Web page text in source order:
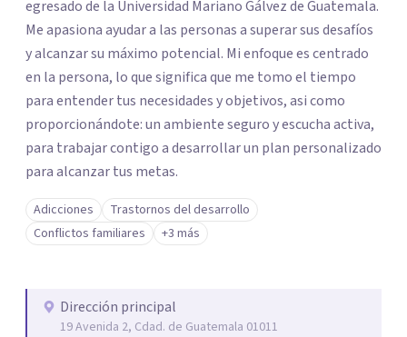
egresado de la Universidad Mariano Gálvez de Guatemala.
Me apasiona ayudar a las personas a superar sus desafíos
y alcanzar su máximo potencial. Mi enfoque es centrado
en la persona, lo que significa que me tomo el tiempo
para entender tus necesidades y objetivos, asi como
proporcionándote: un ambiente seguro y escucha activa,
para trabajar contigo a desarrollar un plan personalizado
para alcanzar tus metas.
Adicciones
Trastornos del desarrollo
Conflictos familiares
+3 más
Dirección principal
19 Avenida 2, Cdad. de Guatemala 01011